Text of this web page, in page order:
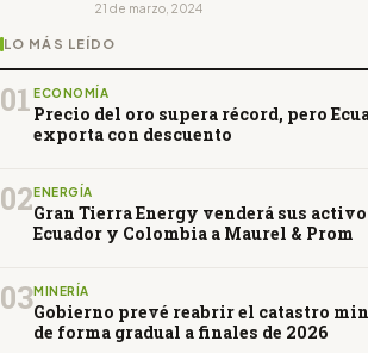
21 de marzo, 2024
LO MÁS LEÍDO
01 ECONOMÍA
Precio del oro supera récord, pero
exporta con descuento
02 ENERGÍA
Gran Tierra Energy venderá sus
Ecuador y Colombia a Maurel & Prom
03MINERÍA
Gobierno prevé reabrir el catastro
de forma gradual a finales de 2026